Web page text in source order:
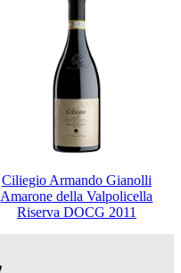
Ciliegio Armando Gianolli
Amarone della Valpolicella
Riserva DOCG 2011